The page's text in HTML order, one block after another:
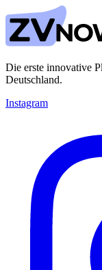
Die erste innovative
Deutschland.
Instagram